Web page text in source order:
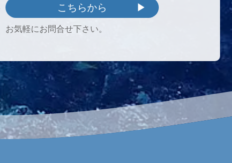
こちらから
お気軽にお問合せ下さい。